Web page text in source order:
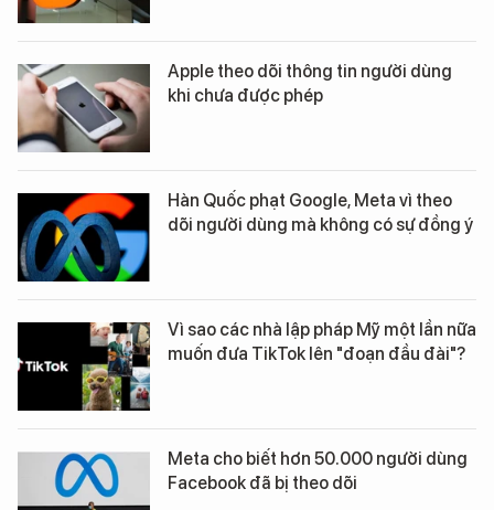
Apple theo dõi thông tin người dùng
khi chưa được phép
Hàn Quốc phạt Google, Meta vì theo
dõi người dùng mà không có sự đồng ý
Vì sao các nhà lập pháp Mỹ một lần nữa
muốn đưa TikTok lên "đoạn đầu đài"?
Meta cho biết hơn 50.000 người dùng
Facebook đã bị theo dõi